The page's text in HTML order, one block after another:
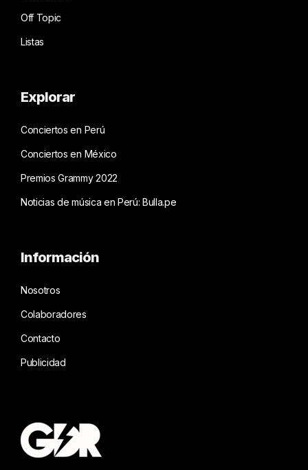
Off Topic
Listas
Explorar
Conciertos en Perú
Conciertos en México
Premios Grammy 2022
Noticias de música en Perú: Bulla.pe
Información
Nosotros
Colaboradores
Contacto
Publicidad